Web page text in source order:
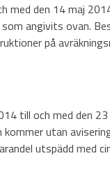
den 14 maj
angivits ovan.
på
till och med den
utan
utspädd med